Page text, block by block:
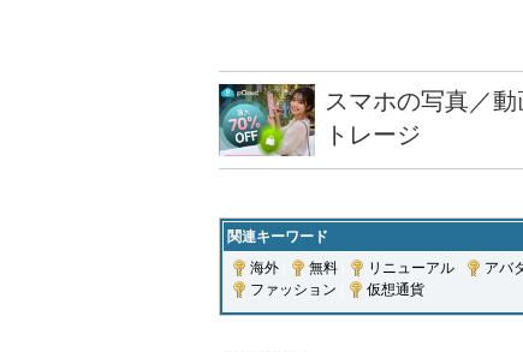
スマホの写真／
トレージ
関連キーワード
海外
無料 リニューアル アバ
ファッション
仮想通貨